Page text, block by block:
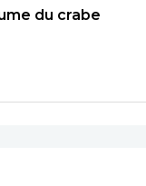
du crabe